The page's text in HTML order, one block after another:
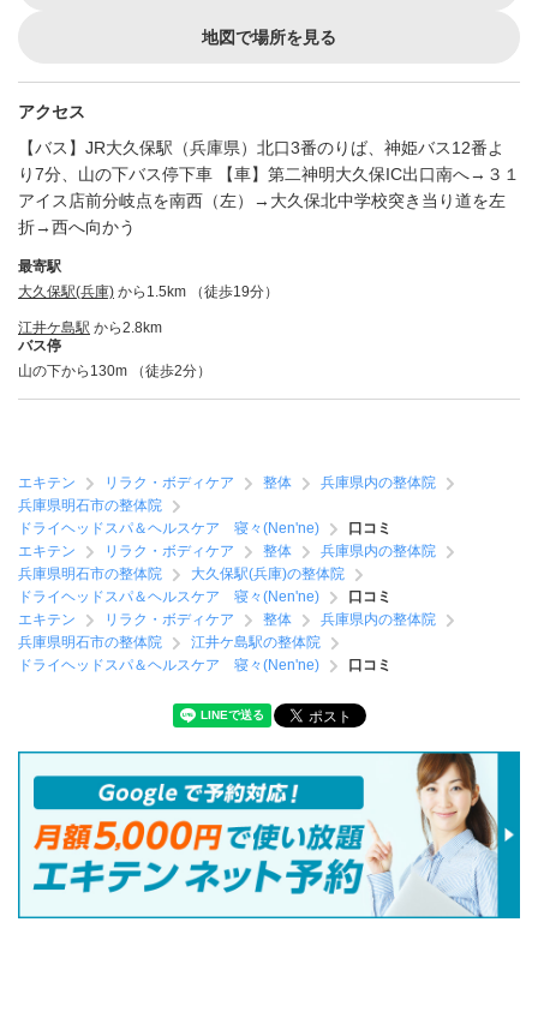
地図で場所を見る
アクセス
【バス】JR大久保駅（兵庫県）北口3番のりば、神姫バス12番よ
り7分、山の下バス停下車 【車】第二神明大久保IC出口南へ→３１
アイス店前分岐点を南西（左）→大久保北中学校突き当り道を左
折→西へ向かう
最寄駅
大久保駅(兵庫) から1.5km （徒歩19分）
江井ケ島駅 から2.8km
バス停
山の下から130m （徒歩2分）
エキテン リラク・ボディケア 整体
兵庫県内の整体院
兵庫県明石市の整体院
ドライヘッドスパ＆ヘルスケア 寝々(Nen'ne)
口コミ
エキテン
リラク・ボディケア 整体
兵庫県内の整体院
兵庫県明石市の整体院
大久保駅(兵庫)の整体院
ドライヘッドスパ＆ヘルスケア 寝々(Nen'ne)
口コミ
エキテン
リラク・ボディケア 整体
兵庫県内の整体院
兵庫県明石市の整体院
江井ケ島駅の整体院
ドライヘッドスパ＆ヘルスケア 寝々(Nen'ne)
口コミ